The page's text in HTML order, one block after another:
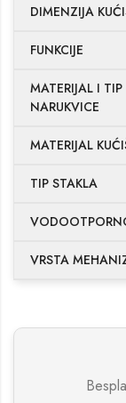
DIMENZIJA
FUNKCIJE
MATERIJAL I TIP
NARUKVICE
MATERIJAL
TIP STAKLA
VRSTA